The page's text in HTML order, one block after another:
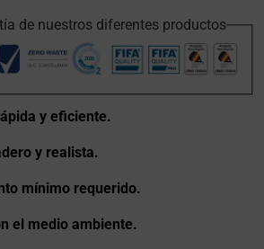
de nuestros diferentes productos
y eficiente.
y realista.
mínimo requerido.
el medio ambiente.